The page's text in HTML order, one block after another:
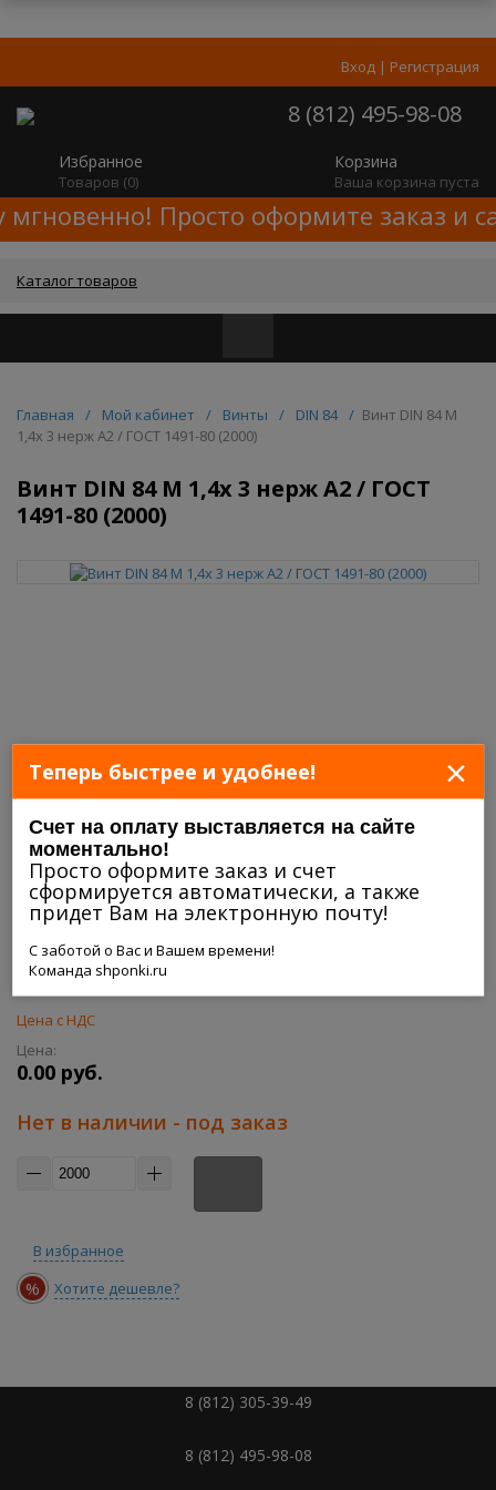
Вход | Регистрация
8 (812) 495-98-08
Избранное
Товаров (0)
Корзина
Ваша корзина пуста
мгновенно! Просто оформите заказ и
Теперь быстрее и удобнее! ×
Счет на оплату выставляется на сайте
моментально!
Просто оформите заказ и счет
сформируется автоматически, а также
придет Вам на электронную почту!
С заботой о Вас и Вашем времени!
Команда shponki.ru
Каталог товаров
Главная / Мой кабинет / Винты / DIN 84 / Винт DIN 84 M
1,4x 3 нерж A2 / ГОСТ 1491-80 (2000)
Винт DIN 84 M 1,4x 3 нерж A2 / ГОСТ
1491-80 (2000)
Цена с НДС
Цена:
0.00 руб.
Нет в наличии - под заказ
В избранное
% Хотите дешевле?
8 (812) 305-39-49
8 (812) 495-98-08